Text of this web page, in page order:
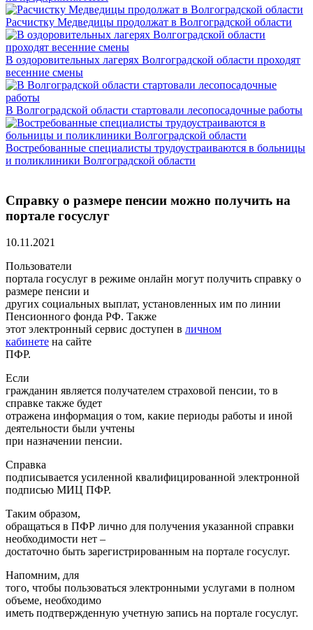
Расчистку Медведицы продолжат в Волгоградской области
В оздоровительных лагерях Волгоградской области проходят
весенние смены
В Волгоградской области стартовали лесопосадочные работы
Востребованные специалисты трудоустраиваются в больницы
и поликлиники Волгоградской области
Справку о размере пенсии можно получить на
портале госуслуг
10.11.2021
Пользователи
портала госуслуг в режиме онлайн могут получить справку о
размере пенсии и
других социальных выплат, установленных им по линии
Пенсионного фонда РФ. Также
этот электронный сервис доступен в личном
кабинете на сайте
ПФР.
Если
гражданин является получателем страховой пенсии, то в
справке также будет
отражена информация о том, какие периоды работы и иной
деятельности были учтены
при назначении пенсии.
Справка
подписывается усиленной квалифицированной электронной
подписью МИЦ ПФР.
Таким образом,
обращаться в ПФР лично для получения указанной справки
необходимости нет –
достаточно быть зарегистрированным на портале госуслуг.
Напомним, для
того, чтобы пользоваться электронными услугами в полном
объеме, необходимо
иметь подтвержденную учетную запись на портале госуслуг.